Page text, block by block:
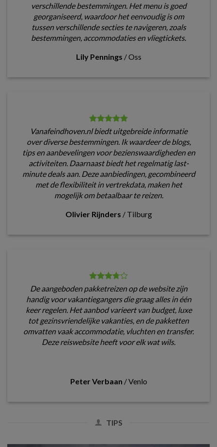
verschillende bestemmingen. Het menu is goed
georganiseerd, waardoor het eenvoudig is om
tussen verschillende secties te navigeren, zoals
bestemmingen, accommodaties en vliegtickets.
Lily Pennings /Oss
Vanafeindhoven.nl biedt uitgebreide informatie
over diverse bestemmingen. Ik waardeer de blogs,
tips en aanbevelingen voor bezienswaardigheden en
activiteiten. Daarnaast biedt het regelmatig last-
minute deals aan. Deze aanbiedingen, gecombineerd
met de flexibiliteit in vertrekdata, maken het
mogelijk om betaalbaar te reizen.
Olivier Rijnders / Tilburg
De aangeboden pakketreizen op de website zijn
handig voor vakantiegangers die graag alles in één
keer regelen. Het aanbod varieert van budget, luxe
tot gezinsvriendelijke vakanties, en de pakketten
omvatten vaak accommodatie, vluchten en transfer.
Deze reiswebsite heeft voor elk wat wils.
Peter Verbaan /Venlo
TIPS